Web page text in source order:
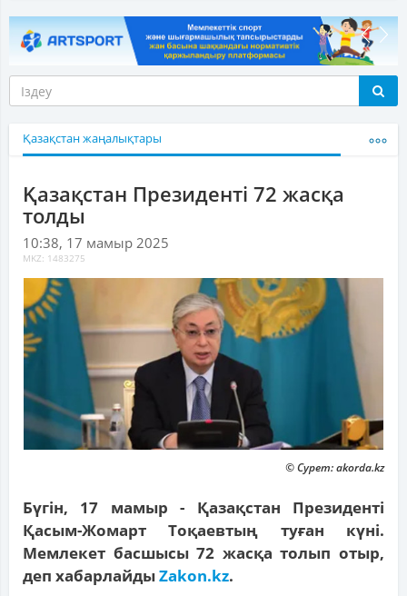
Қазақстан жаңалықтары
Қазақстан Президенті 72 жасқа
толды
10:38, 17 мамыр 2025
MKZ: 1483275
© Сурет: akorda.kz
Бүгін, 17 мамыр - Қазақстан Президенті
Қасым-Жомарт Тоқаевтың туған күні.
Мемлекет басшысы 72 жасқа толып отыр,
деп хабарлайдыZakon.kz.